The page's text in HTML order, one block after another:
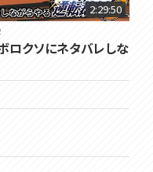
2:29:50
ロクソにネタバレしな